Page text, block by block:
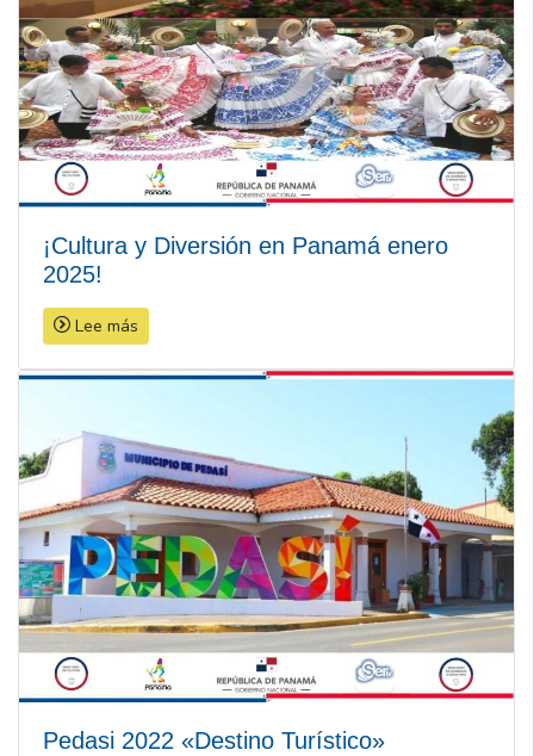
¡Cultura y Diversión en Panamá enero
2025!
Lee más
Pedasi 2022 «Destino Turístico»